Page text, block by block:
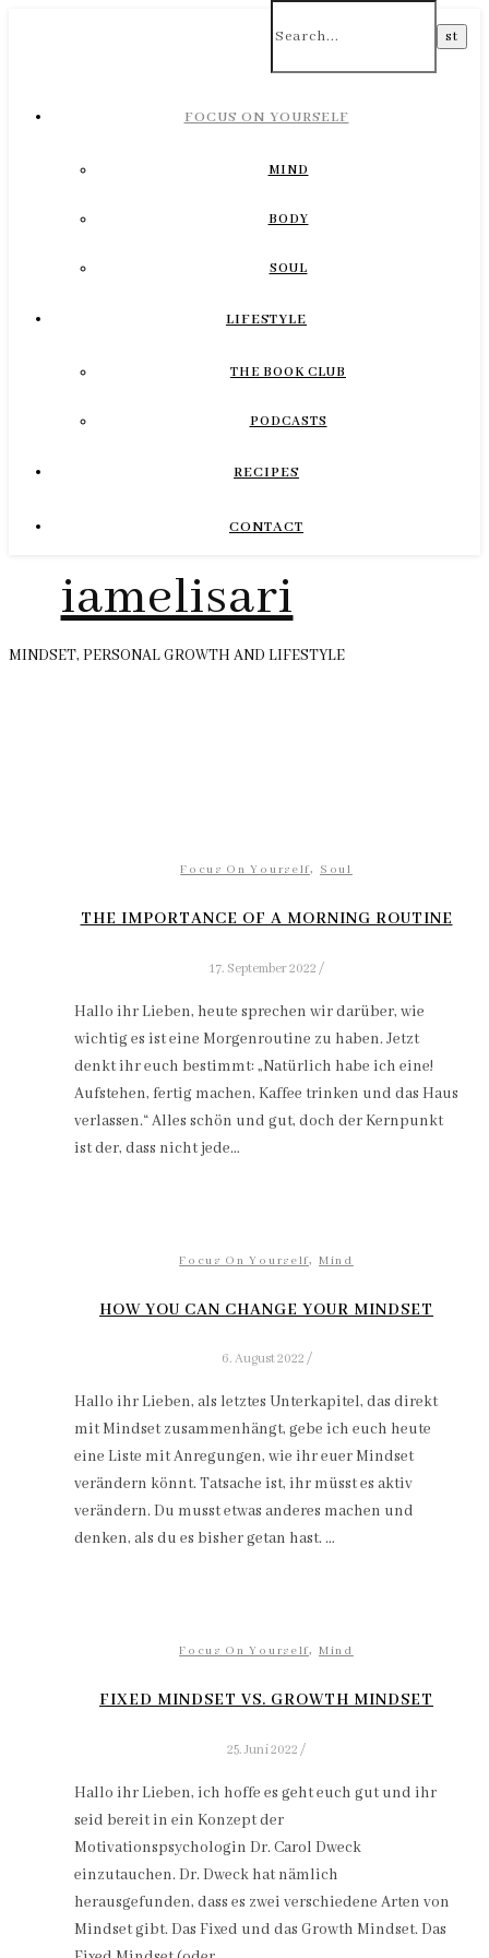
FOCUS ON YOURSELF
MIND
BODY
SOUL
LIFESTYLE
THE BOOK CLUB
PODCASTS
RECIPES
CONTACT
iamelisari
MINDSET, PERSONAL GROWTH AND LIFESTYLE
Focus On Yourself, Soul
THE IMPORTANCE OF A MORNING ROUTINE
17. September 2022 /
Hallo ihr Lieben, heute sprechen wir darüber, wie
wichtig es ist eine Morgenroutine zu haben. Jetzt
denkt ihr euch bestimmt: „Natürlich habe ich eine!
Aufstehen, fertig machen, Kaffee trinken und das Haus
verlassen.“ Alles schön und gut, doch der Kernpunkt
ist der, dass nicht jede…
Focus On Yourself,Mind
HOW YOU CAN CHANGE YOUR MINDSET
6. August 2022 /
Hallo ihr Lieben, als letztes Unterkapitel, das direkt
mit Mindset zusammenhängt, gebe ich euch heute
eine Liste mit Anregungen, wie ihr euer Mindset
verändern könnt. Tatsache ist, ihr müsst es aktiv
verändern. Du musst etwas anderes machen und
denken, als du es bisher getan hast. …
Focus On Yourself,Mind
FIXED MINDSET VS. GROWTH MINDSET
25. Juni 2022 /
Hallo ihr Lieben, ich hoffe es geht euch gut und ihr
seid bereit in ein Konzept der
Motivationspsychologin Dr. Carol Dweck
einzutauchen. Dr. Dweck hat nämlich
herausgefunden, dass es zwei verschiedene Arten von
Mindset gibt. Das Fixed und das Growth Mindset. Das